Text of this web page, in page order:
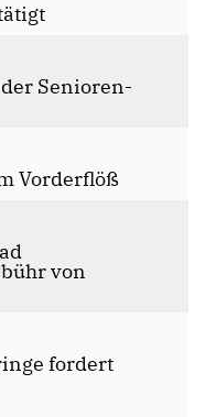
Senioren-
Vorderflöß
von
fordert